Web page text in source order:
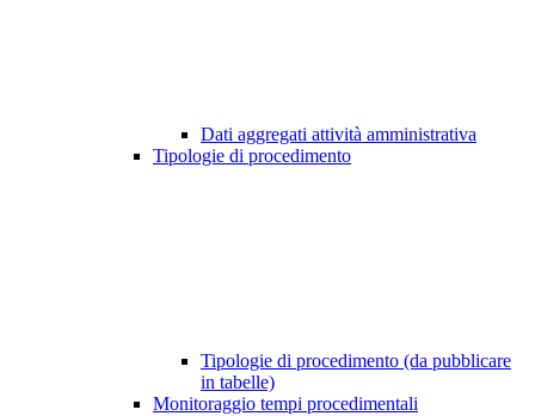
Dati aggregati attività amministrativa
Tipologie di procedimento
Tipologie di procedimento (da pubblicare
in tabelle)
Monitoraggio tempi procedimentali